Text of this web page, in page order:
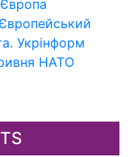
Європа
Європейський
Укрінформ
НАТО